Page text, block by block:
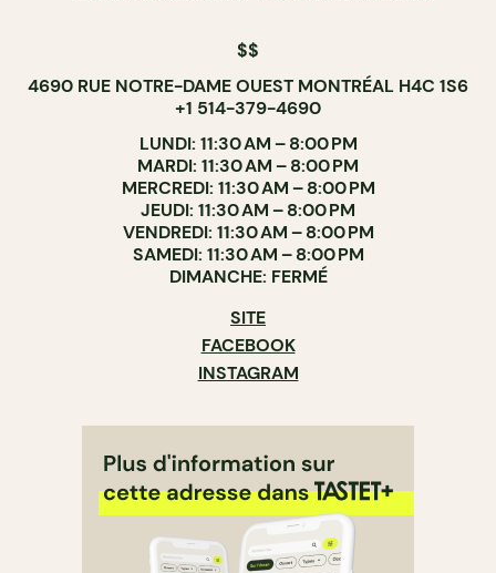
$$
4690 RUE NOTRE-DAME OUEST MONTRÉAL H4C 1S6
+1 514-379-4690
LUNDI: 11:30 AM – 8:00 PM
MARDI: 11:30 AM – 8:00 PM
MERCREDI: 11:30 AM – 8:00 PM
JEUDI: 11:30 AM – 8:00 PM
VENDREDI: 11:30 AM – 8:00 PM
SAMEDI: 11:30 AM – 8:00 PM
DIMANCHE: FERMÉ
SITE
FACEBOOK
INSTAGRAM